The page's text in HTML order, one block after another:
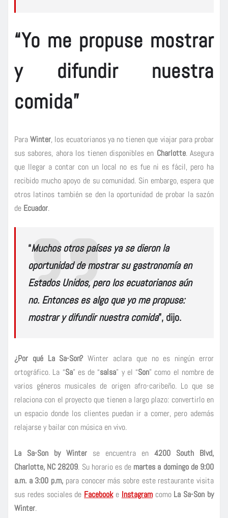
“Yo me propuse mostrar
y difundir nuestra
comida”
ParaWinter, los ecuatorianos ya no tienen que viajar para probar
sus sabores, ahora los tienen disponibles en Charlotte. Asegura
que llegar a contar con un local no es fue ni es fácil, pero ha
recibido mucho apoyo de su comunidad. Sin embargo, espera que
otros latinos también se den la oportunidad de probar la sazón
de Ecuador.
“Muchosotros países ya se dieron la
oportunidad de mostrar su gastronomía en
Estados Unidos, pero los ecuatorianos aún
no. Entonces es algo que yo me propuse:
mostrar y difundir nuestra comida”, dijo.
¿Por qué La Sa-Son?Winter aclara que no es ningún error
ortográfico. La “Sa” es de “salsa” y el “Son” como el nombre de
varios géneros musicales de origen afro-caribeño. Lo que se
relaciona con el proyecto que tienen a largo plazo: convertirlo en
un espacio donde los clientes puedan ir a comer, pero además
relajarse y bailar con música en vivo.
La Sa-Son by Winter se encuentra en 4200 South Blvd,
Charlotte, NC 28209. Su horario es de martes a domingo de 9:00
a.m. a 3:00 p.m, para conocer más sobre este restaurante visita
sus redes sociales de Facebooke Instagramcomo La Sa-Son by
Winter.